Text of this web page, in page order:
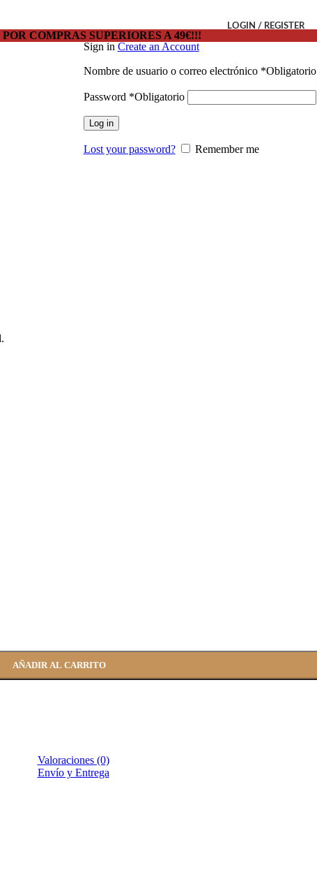
COMPRAS SUPERIORES A 49€!!!
LOGIN / REGISTER
Sign in Create an Account
Nombre de usuario o correo electrónico *Obligatorio
Password *Obligatorio
Log in
Lost your password? Remember me
AÑADIR AL CARRITO
Valoraciones (0)
Envío y Entrega